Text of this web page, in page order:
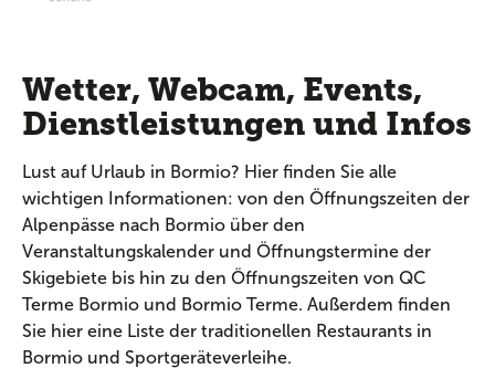
Wetter, Webcam, Events,
Dienstleistungen und Infos
Lust auf Urlaub in Bormio? Hier finden Sie alle
wichtigen Informationen: von den Öffnungszeiten der
Alpenpässe nach Bormio über den
Veranstaltungskalender und Öffnungstermine der
Skigebiete bis hin zu den Öffnungszeiten von QC
Terme Bormio und Bormio Terme. Außerdem finden
Sie hier eine Liste der traditionellen Restaurants in
Bormio und Sportgeräteverleihe.